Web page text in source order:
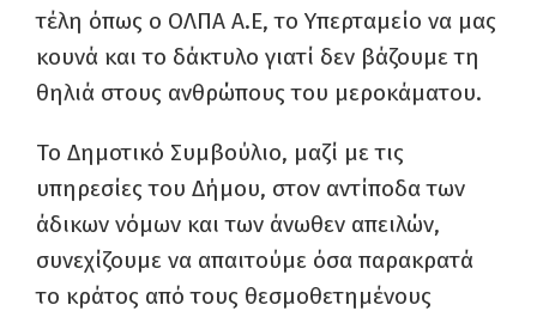
τέλη όπως ο ΟΛΠΑ Α.Ε, το Υπερταμείο να μας
κουνά και το δάκτυλο γιατί δεν βάζουμε τη
θηλιά στους ανθρώπους του μεροκάματου.
Το Δημοτικό Συμβούλιο, μαζί με τις
υπηρεσίες του Δήμου, στον αντίποδα των
άδικων νόμων και των άνωθεν απειλών,
συνεχίζουμε να απαιτούμε όσα παρακρατά
το κράτος από τους θεσμοθετημένους